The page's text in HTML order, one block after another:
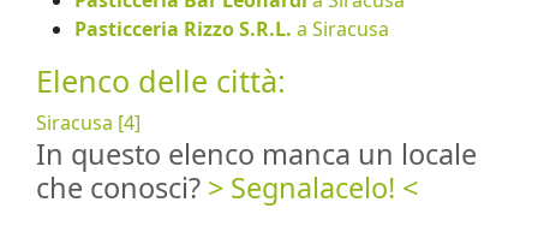
Pasticceria Rizzo S.R.L. a Siracusa
Elenco delle città:
Siracusa [4]
In questo elenco manca un locale
che conosci? > Segnalacelo! <